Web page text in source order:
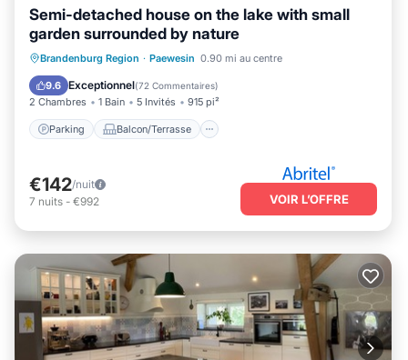
Semi-detached house on the lake with small
garden surrounded by nature
Brandenburg Region · Paewesin 0.90 mi au centre
9.6 Exceptionnel(72 Commentaires)
2 Chambres 1 Bain 5 Invités 915 pi²
Parking Balcon/Terrasse
Parking Balcon/Terrasse
Cuisine
Internet
€142/nuit
7 nuits - €992 VOIR L’OFFRE